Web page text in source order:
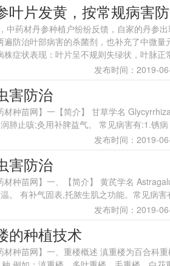
叶片发黄，按常规病害
中药材丹参种植户纷纷反馈，自家的丹参
遍防治叶部病害的杀菌剂，也补充了中微
株症状表现：叶片呈不规则失绿状，叶脉正
发布时间：2019-
害防治
材种苗网】一【简介】 甘草学名
肺止咳;灸用补脾益气。 常见病害有:1.锈
发布时间：2019-
害防治
材种苗网】一、【简介】 黄芪学名
。 有补气固表,托脓生肌之功能。常见病
发布时间：2019-
的种植技术
材种苗网】一、重楼概述 滇重楼为百合科